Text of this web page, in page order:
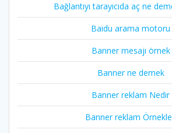
Bağlantıyı tarayıcıda aç ne
Baidu arama motoru
Banner mesajı örnek
Banner ne demek
Banner reklam Nedir
Banner reklam